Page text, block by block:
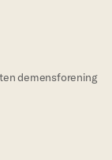
demensforening